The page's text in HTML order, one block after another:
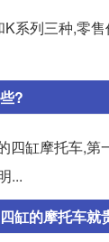
系列三种,零
?
四缸摩托车,
...
缸的摩托车就